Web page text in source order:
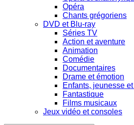
Opéra
Chants grégoriens
DVD et Blu-ray
Séries TV
Action et aventure
Animation
Comédie
Documentaires
Drame et émotion
Enfants, jeunesse
Fantastique
Films musicaux
Jeux vidéo et consoles